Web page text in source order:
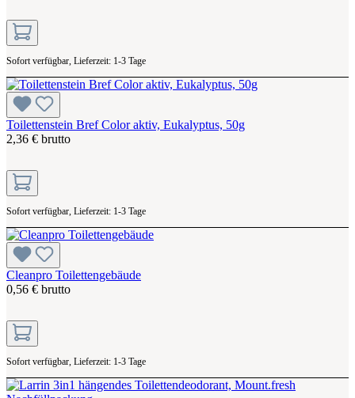
Sofort verfügbar, Lieferzeit: 1-3 Tage
Toilettenstein Bref Color aktiv, Eukalyptus, 50g
2,36 € brutto
Sofort verfügbar, Lieferzeit: 1-3 Tage
Cleanpro Toilettengebäude
0,56 € brutto
Sofort verfügbar, Lieferzeit: 1-3 Tage